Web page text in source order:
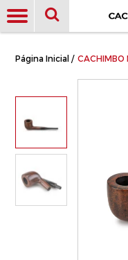
Página Inicial / CACHIMBO